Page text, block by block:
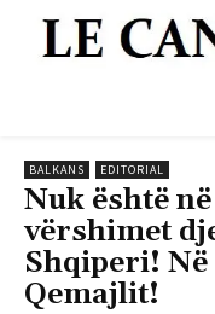
BALKANS EDITORIAL
Nuk është
vërshimet
Shqiperi!
Qemajlit!